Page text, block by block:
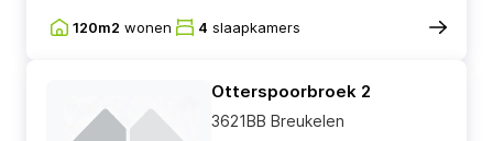
120m2 wonen 4 slaapkamers
Otterspoorbroek 2
3621BB Breukelen